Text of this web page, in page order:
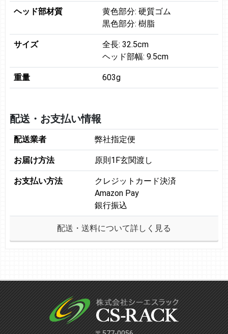
ヘッド部材質
黄色部分: 硬質ゴム
黒色部分: 樹脂
サイズ
全長: 32.5cm
ヘッド部幅: 9.5cm
重量 603g
配送・お支払い情報
配送業者 弊社指定便
お届け方法 原則1F玄関渡し
お支払い方法
クレジットカード決済
Amazon Pay
銀行振込
配送・送料について詳しく見る